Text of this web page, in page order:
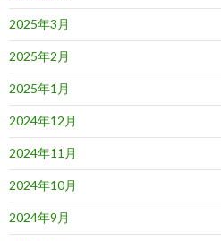
2025年3月
2025年2月
2025年1月
2024年12月
2024年11月
2024年10月
2024年9月